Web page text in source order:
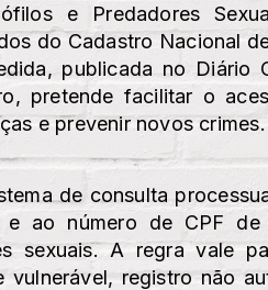
e Predadores
do Cadastro Nacional
publicada no Diário
pretende facilitar o
e prevenir novos crimes.
de consulta
ao número de CPF de
sexuais. A regra vale
vulnerável, registro não